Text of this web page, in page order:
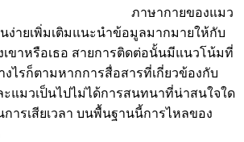
ภาษากายของแมว
ง่ายเพิ่มเติมแนะนำข้อมูลมากมายให้กับ
เขาหรือเธอ สายการติดต่อนั้นมีแนวโน้มที่
งไรก็ตามหากการสื่อสารที่เกี่ยวข้องกับ
ะแมวเป็นไปไม่ได้การสนทนาที่น่าสนใจใด
การเสียเวลา บนพื้นฐานนี้การไหลของ